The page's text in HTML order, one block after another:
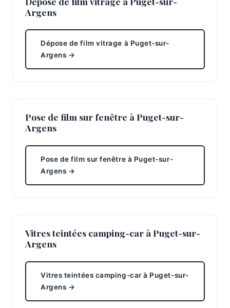
Argens
Dépose de film vitrage à Puget-sur-
Argens →
Pose de film sur fenêtre à Puget-sur-
Argens
Pose de film sur fenêtre à Puget-sur-
Argens →
Vitres teintées camping-car à Puget-sur-
Argens
Vitres teintées camping-car à Puget-sur-
Argens →